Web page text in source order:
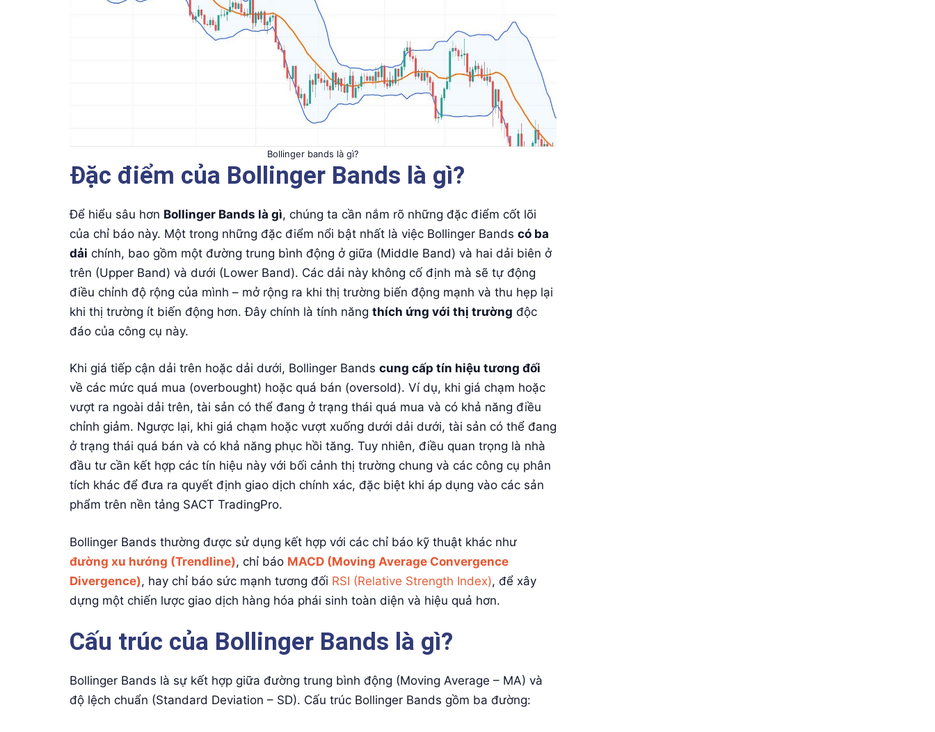
Bollinger bands là gì?
Đặc điểm của Bollinger Bands là gì?
Để hiểu sâu hơn Bollinger Bands là gì, chúng ta cần nắm rõ những đặc điểm cốt lõi
của chỉ báo này. Một trong những đặc điểm nổi bật nhất là việc Bollinger Bands có ba
dải chính, bao gồm một đường trung bình động ở giữa (Middle Band) và hai dải biên ở
trên (Upper Band) và dưới (Lower Band). Các dải này không cố định mà sẽ tự động
điều chỉnh độ rộng của mình – mở rộng ra khi thị trường biến động mạnh và thu hẹp lại
khi thị trường ít biến động hơn. Đây chính là tính năng thích ứng với thị trường độc
đáo của công cụ này.
Khi giá tiếp cận dải trên hoặc dải dưới, Bollinger Bands cung cấp tín hiệu tương đối
về các mức quá mua (overbought) hoặc quá bán (oversold). Ví dụ, khi giá chạm hoặc
vượt ra ngoài dải trên, tài sản có thể đang ở trạng thái quá mua và có khả năng điều
chỉnh giảm. Ngược lại, khi giá chạm hoặc vượt xuống dưới dải dưới, tài sản có thể đang
ở trạng thái quá bán và có khả năng phục hồi tăng. Tuy nhiên, điều quan trọng là nhà
đầu tư cần kết hợp các tín hiệu này với bối cảnh thị trường chung và các công cụ phân
tích khác để đưa ra quyết định giao dịch chính xác, đặc biệt khi áp dụng vào các sản
phẩm trên nền tảng SACT TradingPro.
Bollinger Bands thường được sử dụng kết hợp với các chỉ báo kỹ thuật khác như
đường xu hướng (Trendline), chỉ báo MACD (Moving Average Convergence
Divergence), hay chỉ báo sức mạnh tương đối RSI (Relative Strength Index), để xây
dựng một chiến lược giao dịch hàng hóa phái sinh toàn diện và hiệu quả hơn.
Cấu trúc của Bollinger Bands là gì?
Bollinger Bands là sự kết hợp giữa đường trung bình động (Moving Average – MA) và
độ lệch chuẩn (Standard Deviation – SD). Cấu trúc Bollinger Bands gồm ba đường: